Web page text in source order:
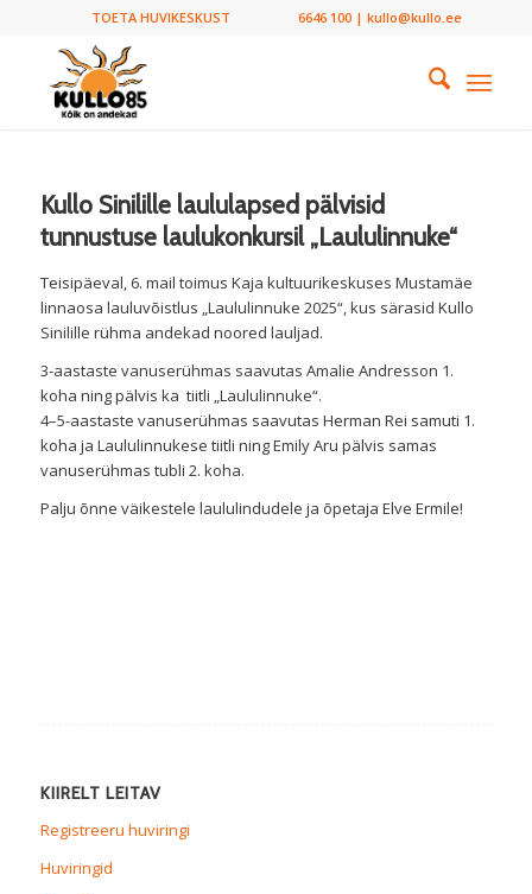
TOETA HUVIKESKUST 6646 100 | kullo@kullo.ee
Kullo Sinilille laululapsed pälvisid
tunnustuse laulukonkursil „Laululinnuke“
Teisipäeval, 6. mail toimus Kaja kultuurikeskuses Mustamäe
linnaosa lauluvõistlus „Laululinnuke 2025“, kus särasid Kullo
Sinilille rühma andekad noored lauljad.
3-aastaste vanuserühmas saavutas Amalie Andresson 1.
koha ning pälvis ka tiitli „Laululinnuke“.
4–5-aastaste vanuserühmas saavutas Herman Rei samuti 1.
koha ja Laululinnukese tiitli ning Emily Aru pälvis samas
vanuserühmas tubli 2. koha.
Palju õnne väikestele laululindudele ja õpetaja Elve Ermile!
KIIRELT LEITAV
Registreeru huviringi
Huviringid